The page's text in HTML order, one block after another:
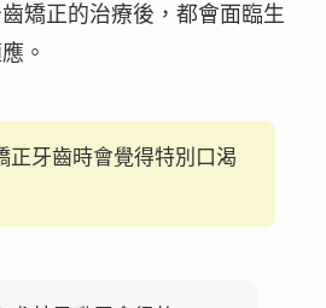
矯正的治療後，都會面臨生
。
正牙齒時會覺得特別口渴